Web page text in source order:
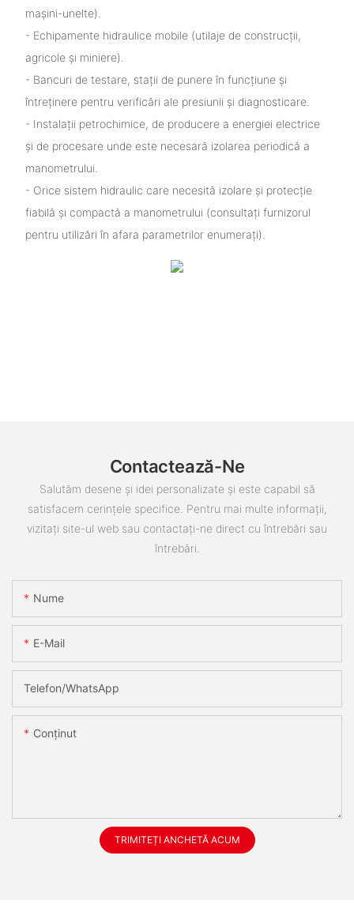
mașini-unelte).
- Echipamente hidraulice mobile (utilaje de construcții,
agricole și miniere).
- Bancuri de testare, stații de punere în funcțiune și
întreținere pentru verificări ale presiunii și diagnosticare.
- Instalații petrochimice, de producere a energiei electrice
și de procesare unde este necesară izolarea periodică a
manometrului.
- Orice sistem hidraulic care necesită izolare și protecție
fiabilă și compactă a manometrului (consultați furnizorul
pentru utilizări în afara parametrilor enumerați).
Contactează-Ne
Salutăm desene și idei personalizate și este capabil să
satisfacem cerințele specifice. Pentru mai multe informații,
vizitați site-ul web sau contactați-ne direct cu întrebări sau
întrebări.
Nume
E-Mail
Telefon/WhatsApp
Conţinut
TRIMITEȚI ANCHETĂ ACUM